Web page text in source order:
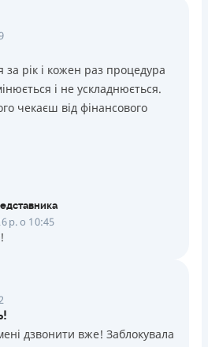
рахунок
інтернет-банкінг)
14.03.2024 р.
рік і кожен раз процедура
і не ускладнюється.
чекаєш від фінансового
р. о 10:45
дзвонити вже! Заблокувала